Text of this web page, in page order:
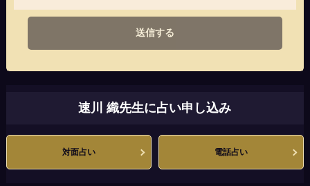
送信する
速川 織先生に占い申し込み
対面占い 電話占い